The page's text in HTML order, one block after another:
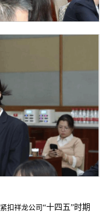
紧扣祥龙公司“十四五”时期